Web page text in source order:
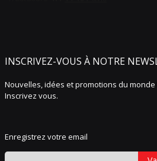
INSCRIVEZ-VOUS À NOTRE
Nouvelles, idées et promotions du monde
Inscrivez vous.
Enregistrez votre email